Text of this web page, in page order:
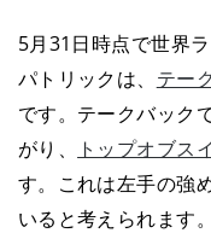
5月31日時点で世界
パトリックは、 テー
です。テークバック
がり、
トップオブス
す。これは左手の強
いると考えられます。